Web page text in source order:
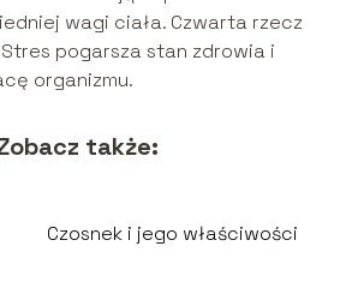
wagi ciała. Czwarta rzecz
pogarsza stan zdrowia i
organizmu.
także:
Czosnek i jego właściwości